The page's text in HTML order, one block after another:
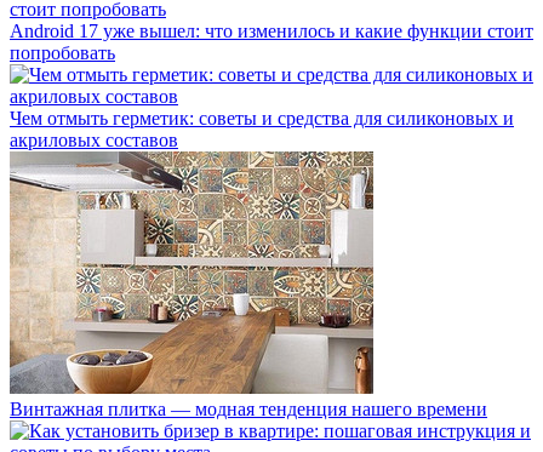
Android 17 уже вышел: что изменилось и какие функции стоит
попробовать
Чем отмыть герметик: советы и средства для силиконовых и
акриловых составов
Винтажная плитка — модная тенденция нашего времени